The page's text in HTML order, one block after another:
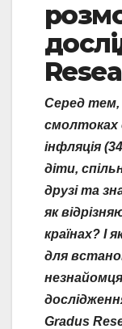
Серед тем,
смолтоках
інфляція
діти,
друзі та
як
країнах? І
для
Gradus